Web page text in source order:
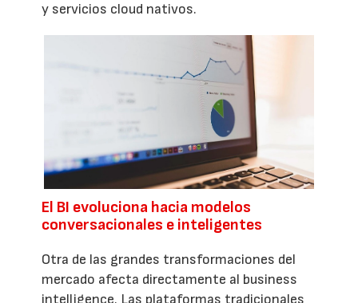
y servicios cloud nativos.
El BI evoluciona hacia modelos
conversacionales e inteligentes
Otra de las grandes transformaciones del
mercado afecta directamente al business
intelligence. Las plataformas tradicionales